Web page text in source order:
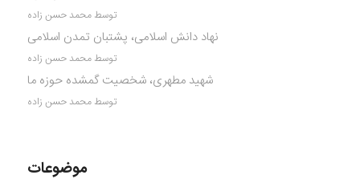
توسط محمد حسن زاده
نهاد دانش اسلامی، پشتبان تمدن اسلامی
توسط محمد حسن زاده
شهید مطهری، شخصیت گمشده حوزه ما
توسط محمد حسن زاده
موضوعات